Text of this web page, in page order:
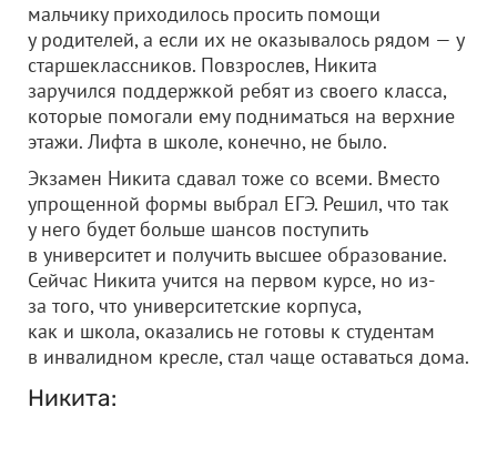
мальчику приходилось просить помощи
у родителей, а если их не оказывалось рядом — у
старшеклассников. Повзрослев, Никита
заручился поддержкой ребят из своего класса,
которые помогали ему подниматься на верхние
этажи. Лифта в школе, конечно, не было.
Экзамен Никита сдавал тоже со всеми. Вместо
упрощенной формы выбрал ЕГЭ. Решил, что так
у него будет больше шансов поступить
в университет и получить высшее образование.
Сейчас Никита учится на первом курсе, но из-
за того, что университетские корпуса,
как и школа, оказались не готовы к студентам
в инвалидном кресле, стал чаще оставаться дома.
Никита: